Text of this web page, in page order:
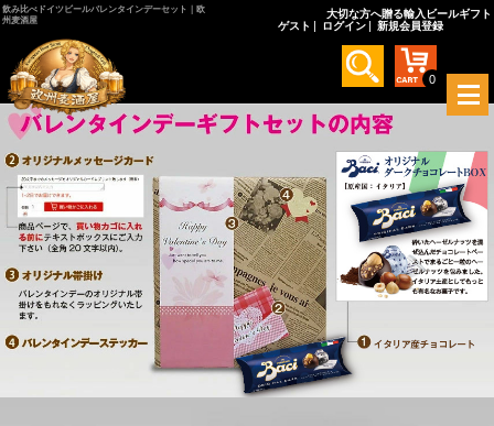
飲み比べドイツビールバレンタインデーセット｜欧
州麦酒屋
大切な方へ贈る輸入ビールギフト
ゲスト
ログイン 新規会員登録
0
メ
ニ
ー
を
開
く